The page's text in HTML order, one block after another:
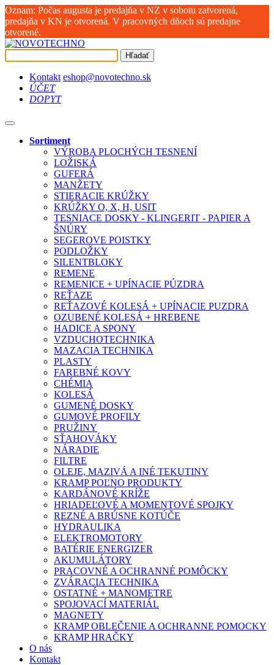
Oznam: Počas augusta je predajňa v NZ v sobotu zatvorená,
predajňa v KN je otvorená. V pracovných dňoch sú predajne
otvorené.
Hľadať
Kontakt eshop@novotechno.sk
ÚČET
DOPYT
Sortiment
VÝROBA PLOCHÝCH TESNENÍ
LOŽISKÁ
GUFERÁ
MANŽETY
STIERACIE KRÚŽKY
KRÚŽKY O, X, H, USIT
TESNIACE DOSKY - KLINGERIT - PAPIER A
ŠNÚRY
SEGEROVE POISTKY
PODLOŽKY
SILENTBLOKY
REMENE
REMENICE + UPÍNACIE PÚZDRA
REŤAZE
REŤAZOVÉ KOLESÁ + UPÍNACIE PUZDRA
OZUBENÉ KOLESÁ + HREBENE
HADICE A SPONY
VZDUCHOTECHNIKA
MAZACIA TECHNIKA
PLASTY
FAREBNÉ KOVY
CHÉMIA
KOLESÁ
GUMENÉ DOSKY
GUMOVÉ PROFILY
PRUŽINY
SŤAHOVÁKY
NÁRADIE
FILTRE
OLEJE, MAZIVÁ A INÉ TEKUTINY
KRAMP POĽNO PRODUKTY
KARDÁNOVÉ KRÍŽE
HRIADEĽOVÉ A MOMENTOVÉ SPOJKY
REZNÉ A BRÚSNE KOTÚČE
HYDRAULIKA
ELEKTROMOTORY
BATÉRIE ENERGIZER
AKUMULÁTORY
PRACOVNÉ A OCHRANNÉ POMÔCKY
ZVÁRACIA TECHNIKA
OSTATNÉ + MANOMETRE
SPOJOVACÍ MATERIÁL
MAGNETY
KRAMP OBLEČENIE A OCHRANNE POMOCKY
KRAMP HRAČKY
O nás
Kontakt